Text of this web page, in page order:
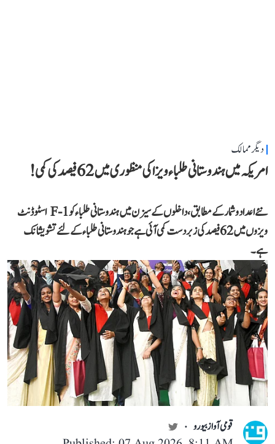
دیگر ممالک
امریکہ میں ہندوستانی طلباء ویزا کی منظوری میں 62 فیصد کی کمی!
نئے اعداد و شمار کے مطابق، داخلوں کے سیزن میں ہندوستانی طلباء کو F-1 اسٹوڈنٹ
ویزوں میں 62 فیصد کی زبردست کمی آئی ہے جو ہندوستانی طلباء کے لئے تشویشانک
ہے۔
قومی آواز بیورو